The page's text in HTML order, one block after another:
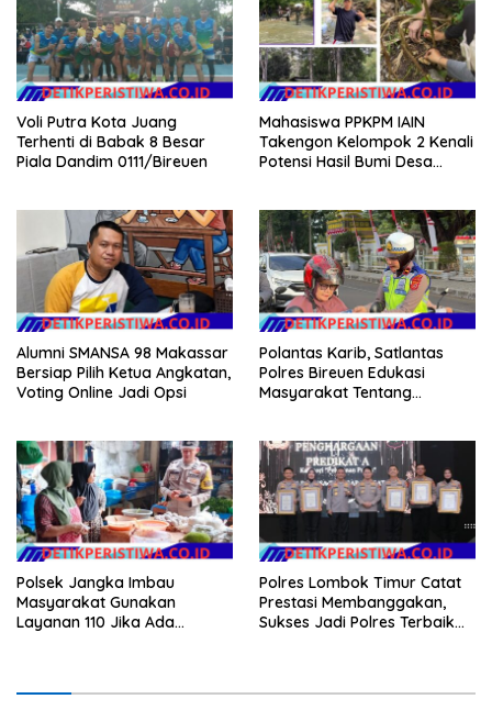
Voli Putra Kota Juang
Terhenti di Babak 8 Besar
Piala Dandim 0111/Bireuen
Mahasiswa PPKPM IAIN
Takengon Kelompok 2 Kenali
Potensi Hasil Bumi Desa
Alumni SMANSA 98 Makassar
Bersiap Pilih Ketua Angkatan,
Voting Online Jadi Opsi
Polantas Karib, Satlantas
Polres Bireuen Edukasi
Masyarakat Tentang
Polsek Jangka Imbau
Masyarakat Gunakan
Layanan 110 Jika Ada
Polres Lombok Timur Catat
Prestasi Membanggakan,
Sukses Jadi Polres Terbaik